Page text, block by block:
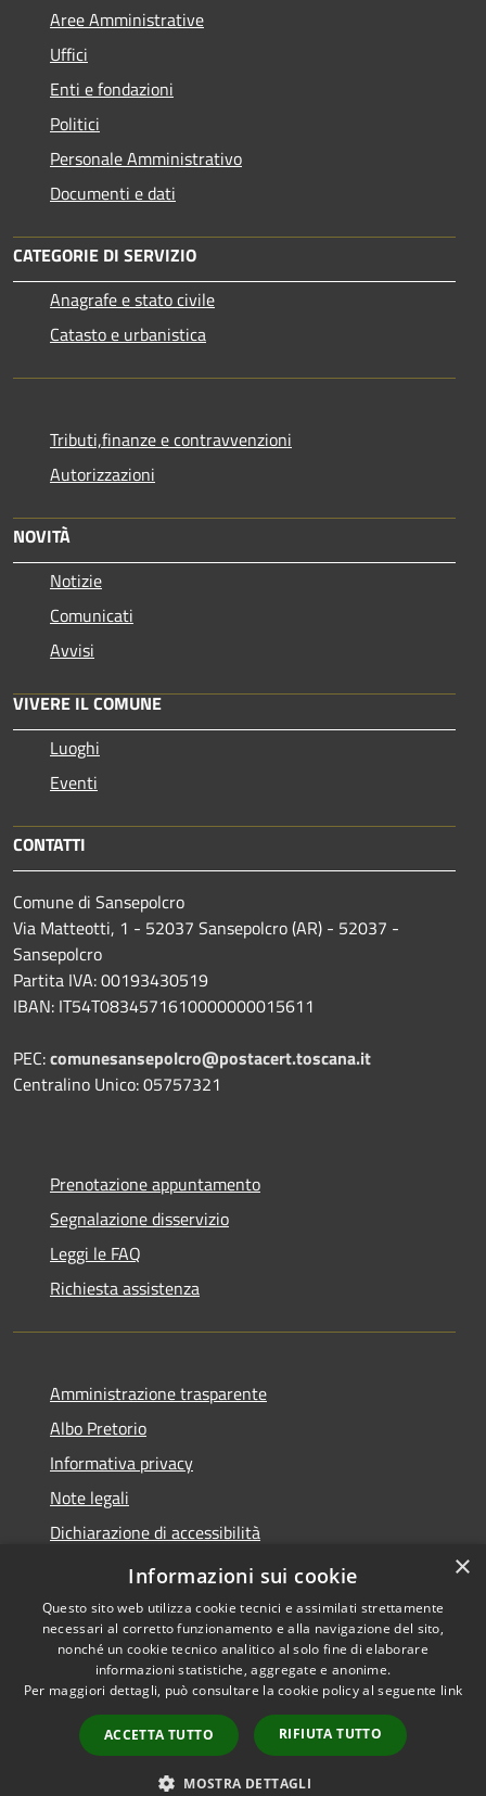
Aree Amministrative
Uffici
Enti e fondazioni
Politici
Personale Amministrativo
Documenti e dati
CATEGORIE DI SERVIZIO
Anagrafe e stato civile
Catasto e urbanistica
Tributi,finanze e contravvenzioni
Autorizzazioni
NOVITÀ
Notizie
Comunicati
Avvisi
VIVERE IL COMUNE
Luoghi
Eventi
CONTATTI
Comune di Sansepolcro
Via Matteotti, 1 - 52037 Sansepolcro (AR) - 52037 -
Sansepolcro
Partita IVA: 00193430519
IBAN: IT54T0834571610000000015611
PEC:comunesansepolcro@postacert.toscana.it
Centralino Unico: 05757321
Prenotazione appuntamento
Segnalazione disservizio
Leggi le FAQ
Richiesta assistenza
Amministrazione trasparente
Albo Pretorio
Informativa privacy
Note legali
Dichiarazione di accessibilità
Piano di miglioramento dei servizi
Accessibilità
Copyright © 2026 • Comune di
Sansepolcro • Powered by
Municipium•
Accesso
redazione
×
Informazioni sui cookie
Questo sito web utilizza cookie tecnici e assimilati strettamente
necessari al corretto funzionamento e alla navigazione del sito,
nonché un cookie tecnico analitico al solo fine di elaborare
informazioni statistiche, aggregate e anonime.
Per maggiori dettagli, può consultare la cookie policy al seguente link
ACCETTA TUTTO RIFIUTA TUTTO
MOSTRA DETTAGLI